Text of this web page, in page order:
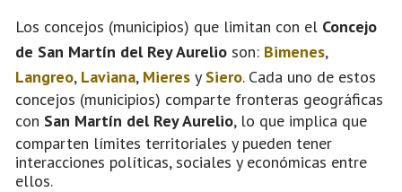
Los concejos (municipios) que limitan con el Concejo
de San Martín del Rey Aurelio son: Bimenes,
Langreo, Laviana, Mieres y Siero. Cada uno de estos
concejos (municipios) comparte fronteras geográficas
con San Martín del Rey Aurelio, lo que implica que
comparten límites territoriales y pueden tener
interacciones políticas, sociales y económicas entre
ellos.